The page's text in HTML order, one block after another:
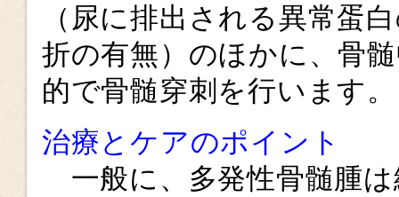
（尿に排出される異常蛋
折の有無）のほかに、骨
的で骨髄穿刺を行います。
治療とケアのポイント
一般に、多発性骨髄腫